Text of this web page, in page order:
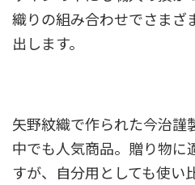
織りの組み合わせでさまざ
出します。
矢野紋織で作られた今治謹
中でも人気商品。贈り物に
すが、自分用としても使い